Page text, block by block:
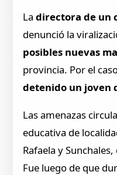
Ladirectora de un
denunció la
posibles nuevas
provincia. Por el
detenido un joven
Las amenazas
educativa de
Rafaela y
Fue luego de que